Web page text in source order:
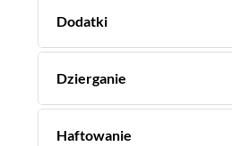
Dodatki
Dzierganie
Haftowanie